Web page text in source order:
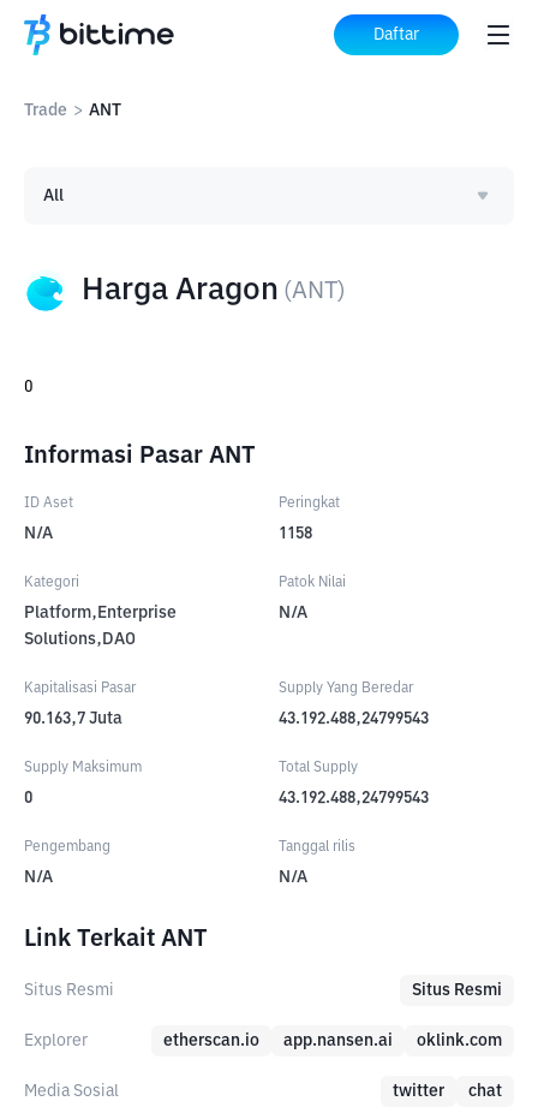
Daftar
Trade > ANT
Harga Aragon (ANT)
All
0
Informasi Pasar ANT
ID Aset
N/A
Peringkat
1158
Kategori
Platform,Enterprise
Solutions,DAO
Patok Nilai
N/A
Kapitalisasi Pasar
90.163,7 Juta
Supply Yang Beredar
43.192.488,24799543
Supply Maksimum
0
Total Supply
43.192.488,24799543
Pengembang
N/A
Tanggal rilis
N/A
Link Terkait ANT
Situs Resmi Situs Resmi
Explorer etherscan.io app.nansen.ai oklink.com
Media Sosial twitter chat